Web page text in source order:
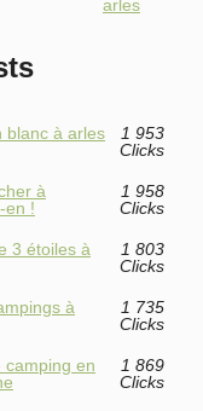
arles
blanc à arles
1 953
Clicks
à
en !
1 958
Clicks
3 étoiles à
1 803
Clicks
à
1 735
Clicks
camping en
1 869
Clicks